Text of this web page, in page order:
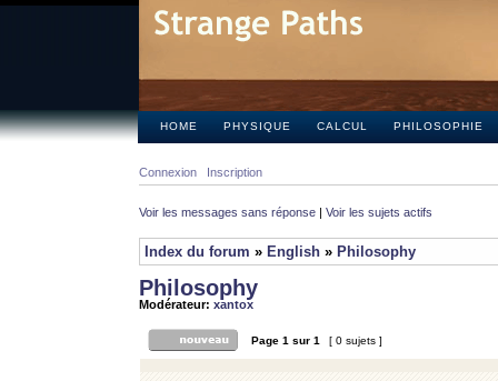
HOME PHYSIQUE CALCUL PHILOSOPHIE
Connexion Inscription
Voir les messages sans réponse | Voir les sujets actifs
Index du forum » English » Philosophy
Philosophy
Modérateur: xantox
Page 1 sur 1 [ 0 sujets ]